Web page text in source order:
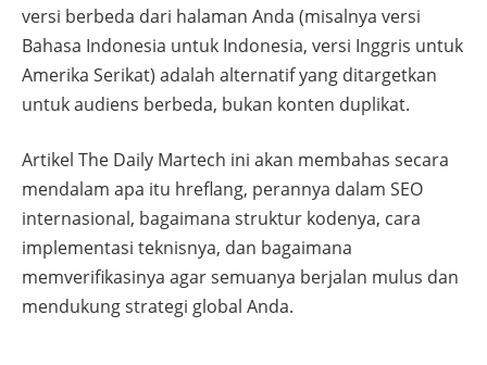
versi berbeda dari halaman Anda (misalnya versi
Bahasa Indonesia untuk Indonesia, versi Inggris untuk
Amerika Serikat) adalah alternatif yang ditargetkan
untuk audiens berbeda, bukan konten duplikat.
Artikel The Daily Martech ini akan membahas secara
mendalam apa itu hreflang, perannya dalam SEO
internasional, bagaimana struktur kodenya, cara
implementasi teknisnya, dan bagaimana
memverifikasinya agar semuanya berjalan mulus dan
mendukung strategi global Anda.